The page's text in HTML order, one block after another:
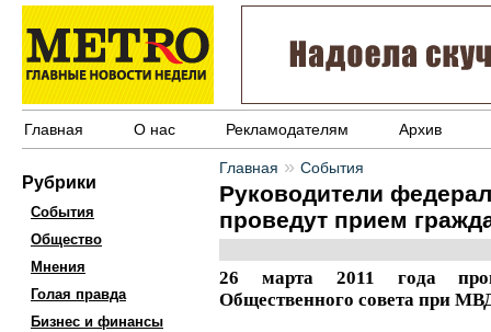
Главная О нас Рекламодателям Архив
Рубрики
События
Общество
Мнения
Голая правда
Бизнес и финансы
Главная » События
Руководители
проведут прием
26 марта 2011 года
Общественного совета при